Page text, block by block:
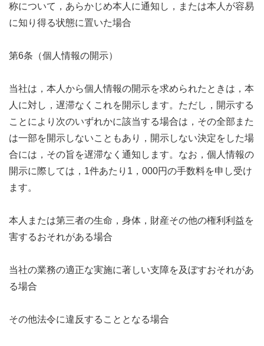
称について，あらかじめ本人に通知し，または本人が容易
に知り得る状態に置いた場合
第6条（個人情報の開示）
当社は，本人から個人情報の開示を求められたときは，本
人に対し，遅滞なくこれを開示します。ただし，開示する
ことにより次のいずれかに該当する場合は，その全部また
は一部を開示しないこともあり，開示しない決定をした場
合には，その旨を遅滞なく通知します。なお，個人情報の
開示に際しては，1件あたり1，000円の手数料を申し受け
ます。
本人または第三者の生命，身体，財産その他の権利利益を
害するおそれがある場合
当社の業務の適正な実施に著しい支障を及ぼすおそれがあ
る場合
その他法令に違反することとなる場合